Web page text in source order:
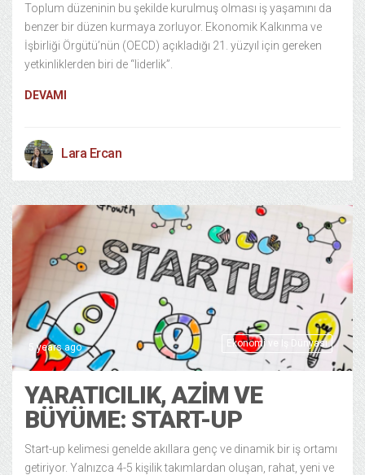
Toplum düzeninin bu şekilde kurulmuş olması iş yaşamını da
benzer bir düzen kurmaya zorluyor. Ekonomik Kalkınma ve
İşbirliği Örgütü’nün (OECD) açıkladığı 21. yüzyıl için gereken
yetkinliklerden biri de “liderlik”.
DEVAMI
Lara Ercan
Ekonomi ve Iş Dünyası
5 years ago
YARATICILIK, AZIM VE
BÜYÜME: START-UP
Start-up kelimesi genelde akıllara genç ve dinamik bir iş ortamı
getiriyor. Yalnızca 4-5 kişilik takımlardan oluşan, rahat, yeni ve